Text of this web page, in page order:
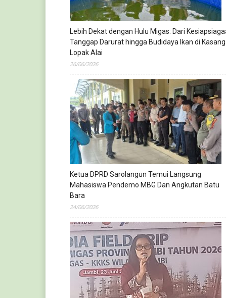
Lebih Dekat dengan Hulu Migas: Dari
Tanggap Darurat hingga Budidaya Ikan di Kasang
Lopak Alai
26/06/2026
Ketua DPRD Sarolangun Temui Langsung
Mahasiswa Pendemo MBG Dan Angkutan Batu
Bara
24/06/2026